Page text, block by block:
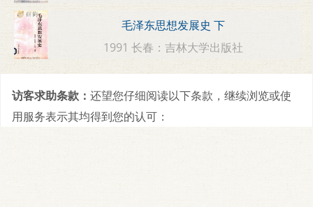
毛泽东思想发展史 下
1991 长春：吉林大学出版社
访客求助条款： 还望您仔细阅读以下条款，继续浏览或使
用服务表示其均得到您的认可：